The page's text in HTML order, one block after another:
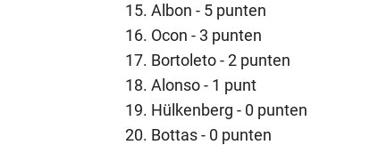
15. Albon - 5 punten
16. Ocon - 3 punten
17. Bortoleto - 2 punten
18. Alonso - 1 punt
19. Hülkenberg - 0 punten
20. Bottas - 0 punten